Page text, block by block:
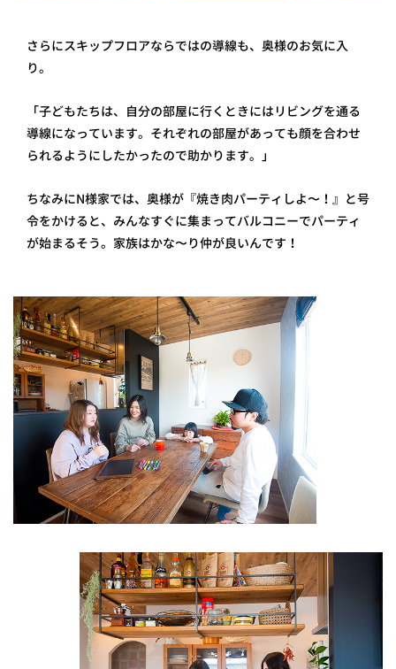
さらにスキップフロアならではの導線も、奥様のお気に入
り。
「子どもたちは、自分の部屋に行くときにはリビングを通る
導線になっています。それぞれの部屋があっても顔を合わせ
られるようにしたかったので助かります。」
ちなみにN様家では、奥様が『焼き肉パーティしよ〜！』と号
令をかけると、みんなすぐに集まってバルコニーでパーティ
が始まるそう。家族はかな〜り仲が良いんです！